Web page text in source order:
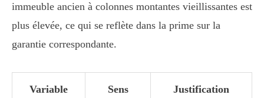
immeuble ancien à colonnes montantes vieillissantes est
plus élevée, ce qui se reflète dans la prime sur la
garantie correspondante.
Variable
Sens
Justification